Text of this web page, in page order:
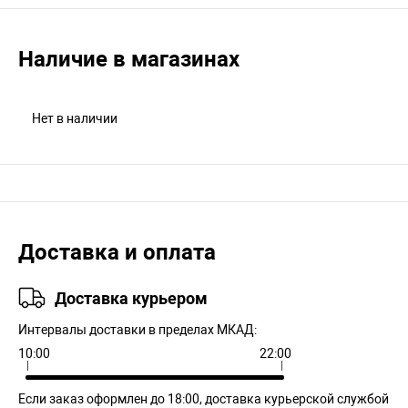
Наличие в магазинах
Нет в наличии
Доставка и оплата
Доставка курьером
Интервалы доставки в пределах МКАД:
10:00
22:00
Если заказ оформлен до 18:00, доставка курьерской службой